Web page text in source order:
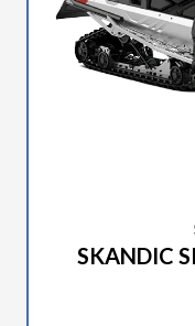
SKANDIC